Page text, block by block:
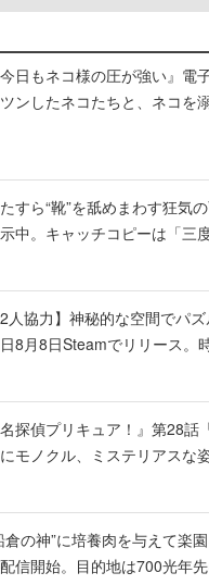
今日もネコ様の圧が強い』
ンしたネコたちと、ネコを
すら“靴”を舐めまわす狂気
中。キャッチコピーは「三
2人協力】神秘的な空間でパ
8月8日Steamでリリース。
名探偵プリキュア！』第28
モノクル、ミステリアスな
倉の神”に培養肉を与えて楽
信開始。目的地は700光年